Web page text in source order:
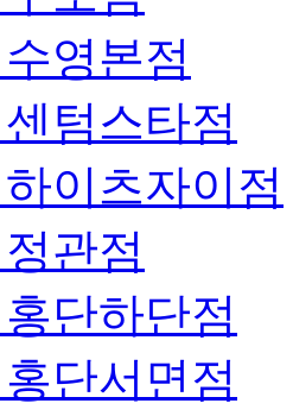
영본점
텀스타점
이츠자이점
관점
단하단점
단서면점